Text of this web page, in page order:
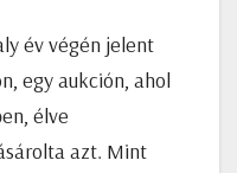
év végén jelent
egy aukción, ahol
élve
azt. Mint